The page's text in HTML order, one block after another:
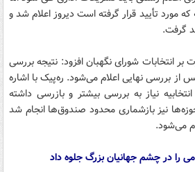
انتخابیه که مورد تأیید قرار گرفته است دیروز اعلام شد و
گرفت.
انتخابات شورای نگهبان افزود: نتیجه بررسی
از بررسی نهایی اعلام می‌شود. ره‌پیک با اشاره
نیاز به بررسی بیشتر و بازرسی داشته
نیز بازشماری محدود صندوق‌ها انجام شد
می‌شود.
را در چشم جهانیان بزرگ جلوه داد